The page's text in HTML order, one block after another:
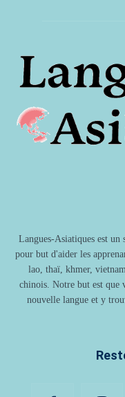
Langues-Asiatiques est un
pour but d'aider les
lao, thaï, khmer,
chinois. Notre but est que
nouvelle langue et y